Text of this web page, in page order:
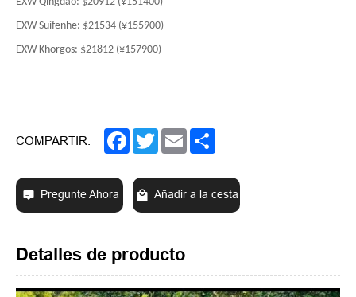
EXW Suifenhe: $21534 (¥155900)
EXW Khorgos: $21812 (¥157900)
COMPARTIR: Facebook
TwitterEmail
Pregunte Ahora Añadir a la cesta
Detalles de producto